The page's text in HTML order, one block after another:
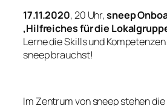
17.11.2020, 20 Uhr,sneep
‚Hilfreiches für die
Lerne die Skills und
sneep brauchst!
Im Zentrum von sneep stehen